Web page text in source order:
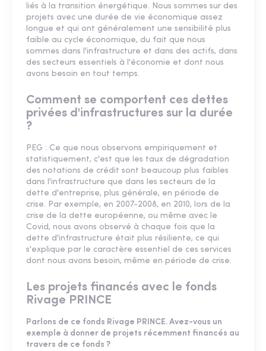
liés à la transition énergétique. Nous sommes sur des
projets avec une durée de vie économique assez
longue et qui ont généralement une sensibilité plus
faible au cycle économique, du fait que nous
sommes dans l'infrastructure et dans des actifs, dans
des secteurs essentiels à l'économie et dont nous
avons besoin en tout temps.
Comment se comportent ces dettes
privées d'infrastructures sur la durée
?
PEG : Ce que nous observons empiriquement et
statistiquement, c'est que les taux de dégradation
des notations de crédit sont beaucoup plus faibles
dans l'infrastructure que dans les secteurs de la
dette d'entreprise, plus générale, en période de
crise. Par exemple, en 2007-2008, en 2010, lors de la
crise de la dette européenne, ou même avec le
Covid, nous avons observé à chaque fois que la
dette d'infrastructure était plus résiliente, ce qui
s'explique par le caractère essentiel de ces services
dont nous avons besoin, même en période de crise.
Les projets financés avec le fonds
Rivage PRINCE
Parlons de ce fonds Rivage PRINCE. Avez-vous un
exemple à donner de projets récemment financés au
travers de ce fonds ?